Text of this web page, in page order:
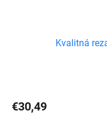
Kvalitná
€30,49